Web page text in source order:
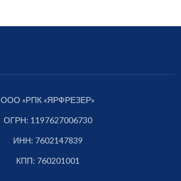
ООО «РПК «ЯРФРЕЗЕР»
ОГРН: 1197627006730
ИНН: 7602147839
КПП: 760201001